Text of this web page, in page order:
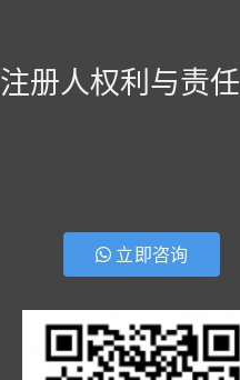
注册人权利与责任
立即咨询